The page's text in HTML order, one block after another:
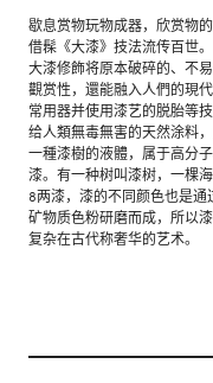
歇息赏物玩物成器，欣赏物
借髹《大漆》技法流传百世
大漆修飾将原本破碎的、不
觀赏性，還能融入人們的現
常用器并使用漆艺的脱胎等
给人類無毒無害的天然涂料
一種漆樹的液體，属于高分
漆。有一种树叫漆树，一棵
8两漆，漆的不同颜色也是
矿物质色粉研磨而成，所以
复杂在古代称奢华的艺术。